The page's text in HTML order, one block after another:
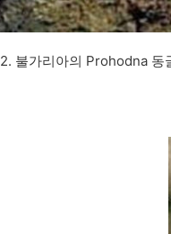
2. 불가리아의 Prohodna 동